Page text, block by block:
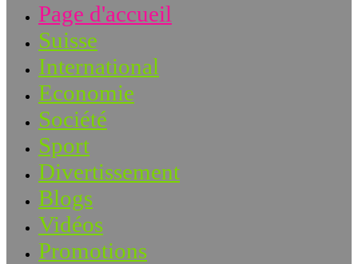
Page d'accueil
Suisse
International
Economie
Société
Sport
Divertissement
Blogs
Vidéos
Promotions